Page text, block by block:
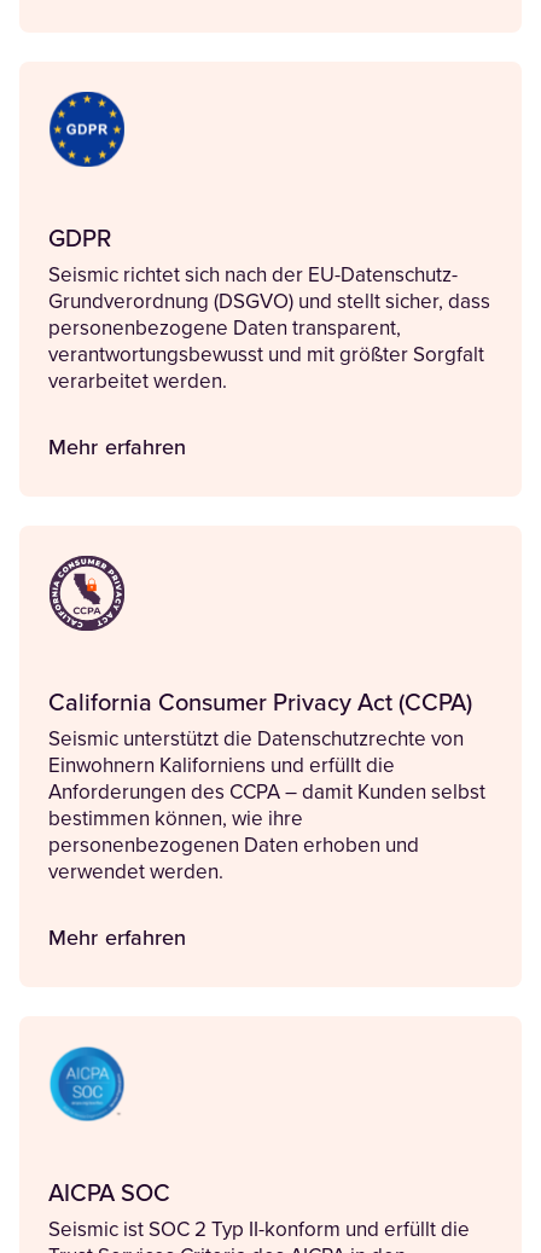
GDPR
Seismic richtet sich nach der EU-Datenschutz-
Grundverordnung (DSGVO) und stellt sicher, dass
personenbezogene Daten transparent,
verantwortungsbewusst und mit größter Sorgfalt
verarbeitet werden.
Mehr erfahren
California Consumer Privacy Act (CCPA)
Seismic unterstützt die Datenschutzrechte von
Einwohnern Kaliforniens und erfüllt die
Anforderungen des CCPA – damit Kunden selbst
bestimmen können, wie ihre
personenbezogenen Daten erhoben und
verwendet werden.
Mehr erfahren
AICPA SOC
Seismic ist SOC 2 Typ II-konform und erfüllt die